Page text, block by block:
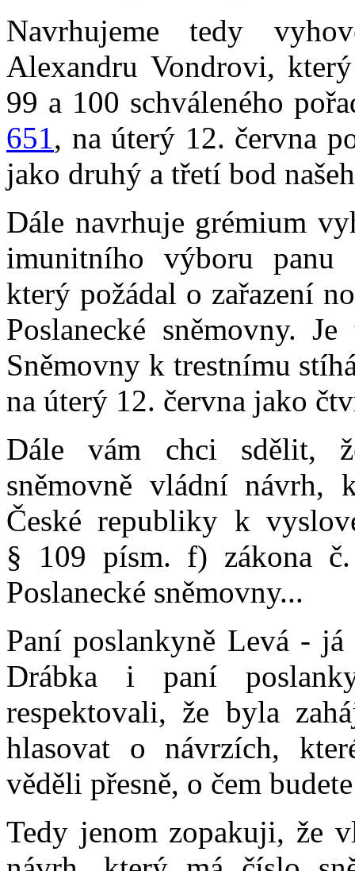
Navrhujeme tedy
Alexandru Vondrovi,
99 a 100 schváleného
651, na úterý 12. června
jako druhý a třetí bod
Dále navrhuje grémium
imunitního výboru panu
který požádal o zařazení
Poslanecké sněmovny.
Sněmovny k trestnímu
na úterý 12. června jako
Dále vám chci sdělit,
sněmovně vládní návrh,
České republiky k
§ 109 písm. f) zákona
Poslanecké sněmovny...
Paní poslankyně Levá -
Drábka i paní
respektovali, že byla
hlasovat o návrzích,
věděli přesně, o čem
Tedy jenom zopakuji, že